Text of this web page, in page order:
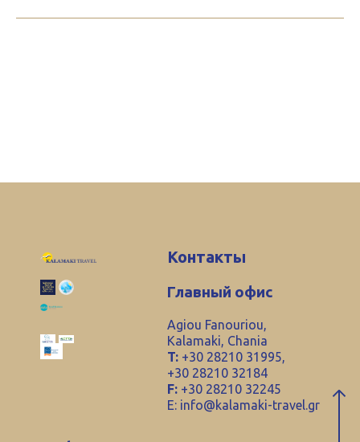
Контакты
Главный офис
Agiou Fanouriou,
Kalamaki, Chania
T: +30 28210 31995,
+30 28210 32184
F: +30 28210 32245
E: info@kalamaki-travel.gr